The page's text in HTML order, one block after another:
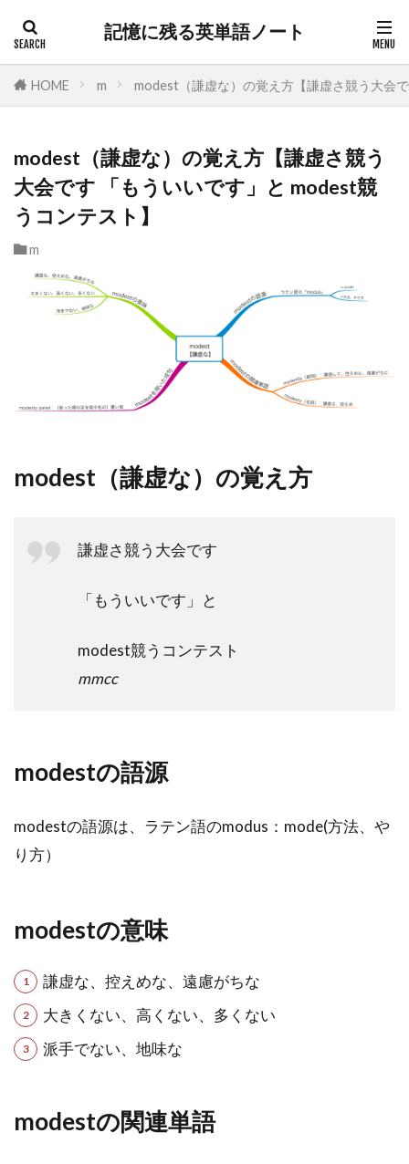
記憶に残る英単語ノート
HOME m modest（謙虚な）の覚え方【謙虚さ競う大会
modest（謙虚な）の覚え方【謙虚さ競う
大会です 「もういいです」と modest競
うコンテスト】
m
modest（謙虚な）の覚え方
謙虚さ競う大会です
「もういいです」と
modest競うコンテスト
mmcc
modestの語源
modestの語源は、ラテン語のmodus：mode(方法、や
り方）
modestの意味
謙虚な、控えめな、遠慮がちな
大きくない、高くない、多くない
派手でない、地味な
modestの関連単語